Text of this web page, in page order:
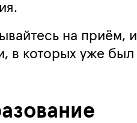
на приём,
в которых уже